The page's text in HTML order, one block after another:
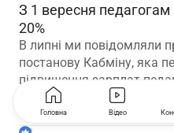
З 1 вересня
20%
В липні ми повідомляли
постанову Кабміну, яка
підвищення зарплат
підтвердив позитивні
Головна Відео